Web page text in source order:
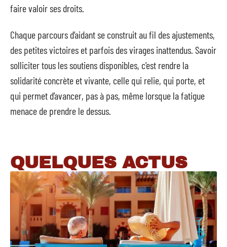
faire valoir ses droits.
Chaque parcours d’aidant se construit au fil des ajustements,
des petites victoires et parfois des virages inattendus. Savoir
solliciter tous les soutiens disponibles, c’est rendre la
solidarité concrète et vivante, celle qui relie, qui porte, et
qui permet d’avancer, pas à pas, même lorsque la fatigue
menace de prendre le dessus.
QUELQUES ACTUS